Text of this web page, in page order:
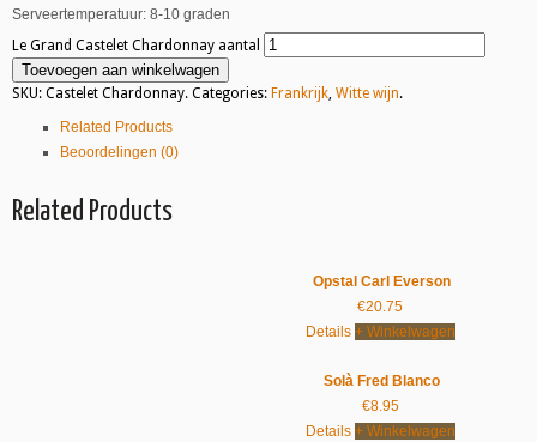
Serveertemperatuur: 8-10 graden
Le Grand Castelet Chardonnay aantal
Toevoegen aan winkelwagen
SKU: Castelet Chardonnay. Categories: Frankrijk Witte wijn.
Related Products
Beoordelingen (0)
Related Products
Opstal Carl Everson
€20.75
Details + Winkelwagen
Solà Fred Blanco
€8.95
Details + Winkelwagen